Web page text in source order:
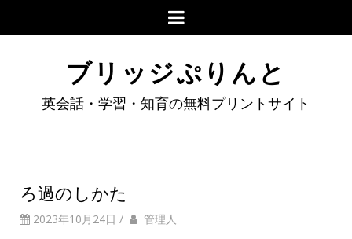
ブリッジぷりんと
英会話・学習・知育の無料プリントサイト
ろ過のしかた
2023年10月24日 / 管理人